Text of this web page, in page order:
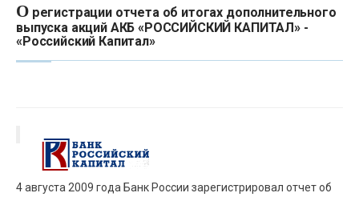
Орегистрации отчета об итогах дополнительного
выпуска акций АКБ «РОССИЙСКИЙ КАПИТАЛ» -
«Российский Капитал»
4 августа 2009 года Банк России зарегистрировал отчет об